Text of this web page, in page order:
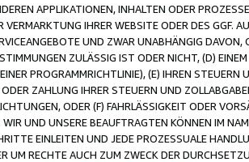
APPLIKATIONEN, INHALTEN ODER
VERMARKTUNG IHRER WEBSITE ODER DES GGF.
UND ZWAR UNABHÄNGIG
ZULÄSSIG IST ODER NICHT, (D)
PROGRAMMRICHTLINIE), (E) IHREN
ZAHLUNG IHRER STEUERN UND
ODER (F) FAHRLÄSSIGKEIT ODER
UND UNSERE BEAUFTRAGTEN KÖNNEN IM
EINLEITEN UND JEDE PROZESSUALE
UM RECHTE AUCH ZUM ZWECK DER